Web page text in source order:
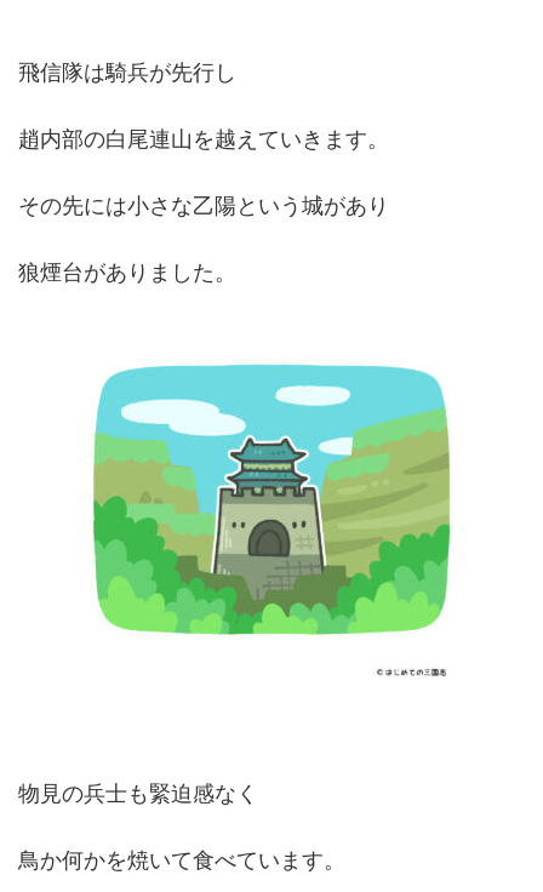
飛信隊は騎兵が先行し
趙内部の白尾連山を越えていきます。
その先には小さな乙陽という城があり
狼煙台がありました。
物見の兵士も緊迫感なく
鳥か何かを焼いて食べています。